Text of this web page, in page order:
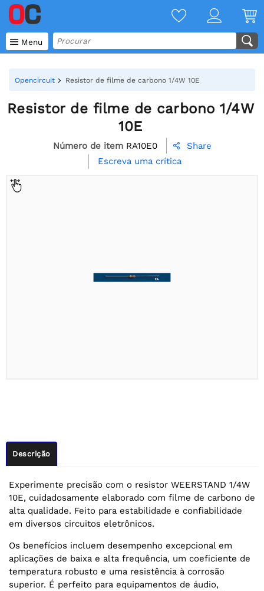
 Menu
Opencircuit Resistor de filme de carbono 1/4W 10E
Resistor de filme de carbono 1/4W
10E
Número de item RA10E0 
Share
Escreva uma crítica
Descrição
Experimente precisão com o resistor WEERSTAND 1/4W
10E, cuidadosamente elaborado com filme de carbono de
alta qualidade. Feito para estabilidade e confiabilidade
em diversos circuitos eletrônicos.
Os benefícios incluem desempenho excepcional em
aplicações de baixa e alta frequência, um coeficiente de
temperatura robusto e uma resistência à corrosão
superior. É perfeito para equipamentos de áudio,